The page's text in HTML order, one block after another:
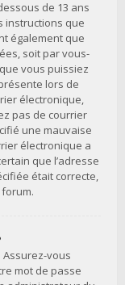
de 13 ans
instructions que
également que
soit par vous-
vous puissiez
lors de
électronique,
pas de courrier
une mauvaise
électronique a
que l’adresse
était correcte,
vous
mot de passe